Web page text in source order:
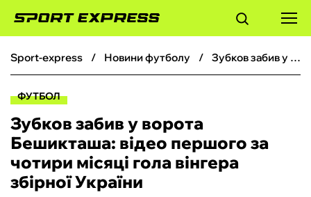
ФУТБОЛ
БОКС
ХОКЕЙ
sport-express новини футболу Зубков забив у ворота Бешикташа: відео першого за чотири місяці гола вінгера збірної України
ФУТБОЛ
Зубков забив у ворота
Бешикташа: відео першого за
чотири місяці гола вінгера
збірної України